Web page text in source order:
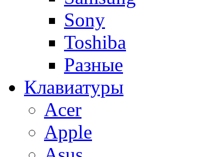
Sony
Toshiba
Разные
Клавиатуры
Acer
Apple